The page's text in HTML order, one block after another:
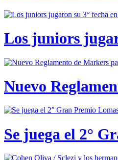
Los juniors
Nuevo
Se juega el 2°